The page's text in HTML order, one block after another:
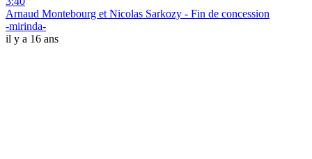
Arnaud Montebourg et Nicolas Sarkozy - Fin de concession
-mirinda-
il y a 16 ans